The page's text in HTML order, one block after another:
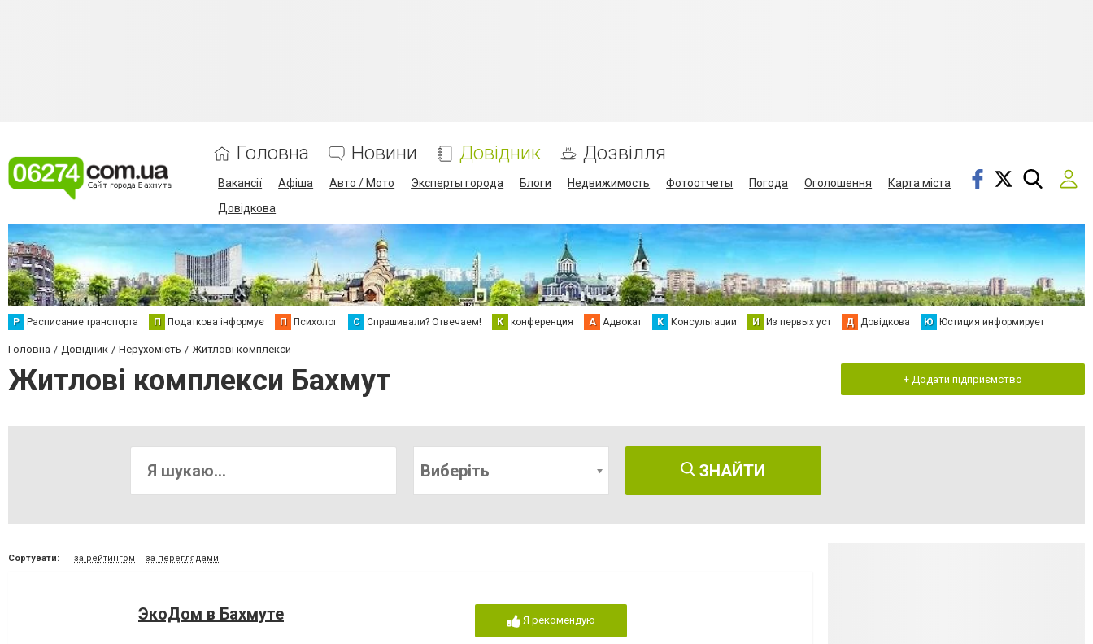
Головна Новини Довідник Дозвілля
Вакансії Афіша Авто / Мото Эксперты города Блоги Недвижимость Фотоотчеты Погода Оголошення
Карта міста
Довідкова
Р Расписание транспорта П Податкова інформує П Психолог С Спрашивали? Отвечаем! К конференция А Адвокат К Консультации И Из первых уст Д Довідкова Ю Юстиция информирует
Головна Довідник Нерухомість Житлові комплекси
Житлові комплекси Бахмут + Додати підприємство
Виберіть ЗНАЙТИ
Сортувати: за рейтингом за переглядами
ЭкоДом в Бахмуте Я рекомендую